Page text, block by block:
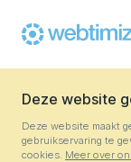
Deze website
Deze website maakt
gebruikservaring te
cookies. Meer over